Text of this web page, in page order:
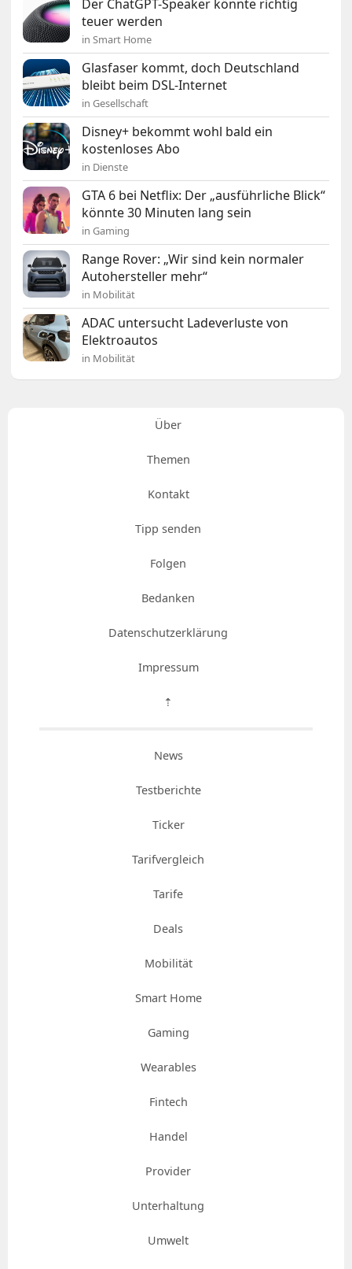
Der ChatGPT-Speaker könnte richtig
teuer werden
in Smart Home
Glasfaser kommt, doch Deutschland
bleibt beim DSL-Internet
in Gesellschaft
Disney+ bekommt wohl bald ein
kostenloses Abo
in Dienste
GTA 6 bei Netflix: Der „ausführliche Blick“
könnte 30 Minuten lang sein
in Gaming
Range Rover: „Wir sind kein normaler
Autohersteller mehr“
in Mobilität
ADAC untersucht Ladeverluste von
Elektroautos
in Mobilität
Über
Themen
Kontakt
Tipp senden
Folgen
Bedanken
Datenschutzerklärung
Impressum
⇡
News
Testberichte
Ticker
Tarifvergleich
Tarife
Deals
Mobilität
Smart Home
Gaming
Wearables
Fintech
Handel
Provider
Unterhaltung
Umwelt